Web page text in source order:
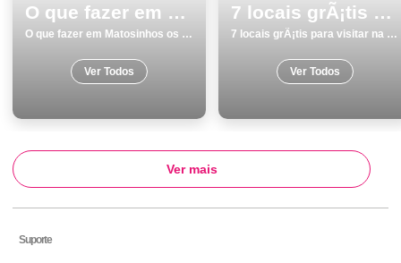
O que fazer em Matosinhos os 9 melhores locais para visitar
O que fazer em Matosinhos os 9 melhores locais para visitar
Ver Todos
7 locais grÃ¡tis para visitar na Guarda
7 locais grÃ¡tis para visitar na Guarda
Ver Todos
Ver mais
Suporte